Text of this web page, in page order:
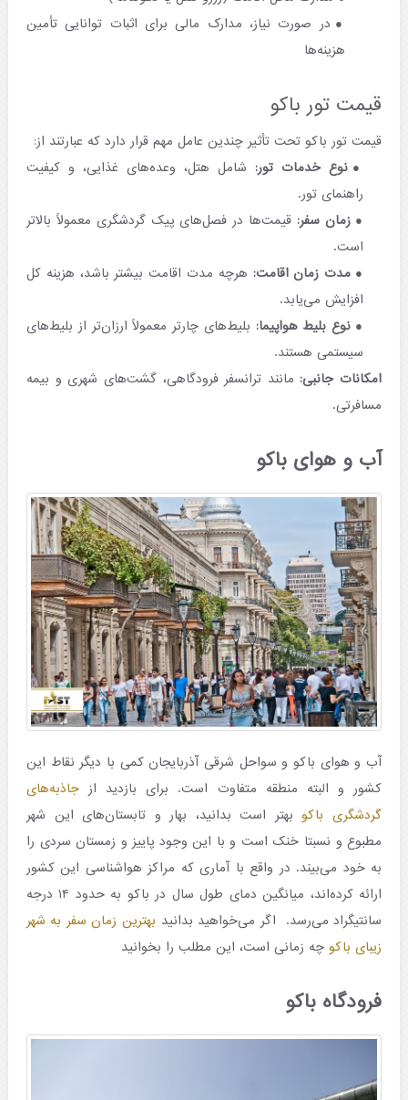
در صورت نیاز، مدارک مالی برای اثبات توانایی تأمین
هزینه‌ها
قیمت تور باکو
قیمت تور باکو تحت تأثیر چندین عامل مهم قرار دارد که عبارتند از:
نوع خدمات تور: شامل هتل، وعده‌های غذایی، و کیفیت
راهنمای تور.
زمان سفر: قیمت‌ها در فصل‌های پیک گردشگری معمولاً بالاتر
است.
مدت زمان اقامت: هرچه مدت اقامت بیشتر باشد، هزینه کل
افزایش می‌یابد.
نوع بلیط هواپیما: بلیط‌های چارتر معمولاً ارزان‌تر از بلیط‌های
سیستمی هستند.
امکانات جانبی: مانند ترانسفر فرودگاهی، گشت‌های شهری و بیمه
مسافرتی.
آب و هوای باکو
آب و هوای باکو و سواحل شرقی آذربایجان کمی با دیگر نقاط این
کشور و البته منطقه متفاوت است. برای بازدید ازجاذبه‌های
گردشگری باکوبهتر است بدانید، بهار و تابستان‌های این شهر
مطبوع و نسبتا خنک است و با این وجود پاییز و زمستان سردی را
به خود می‌بیند. در واقع با آماری که مراکز هواشناسی این کشور
ارائه کرده‌اند، میانگین دمای طول سال در باکو به حدود ۱۴ درجه
سانتیگراد می‌رسد. اگر می‌خواهید بدانید بهترین زمان سفر به شهر
زیبای باکوچه زمانی است، این مطلب را بخوانید
فرودگاه باکو